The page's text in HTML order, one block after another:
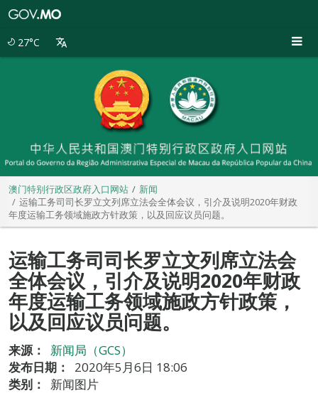
27°C
澳门特别行政区政府入口网站
新闻
运输工务司司长罗立文列席立法会全体会议，引介及说明2020年财政
年度运输工务领域施政方针政策，以及回应议员问题。
运输工务司司长罗立文列席立法会
全体会议，引介及说明2020年财政
年度运输工务领域施政方针政策，
以及回应议员问题。
来源：
新闻局（GCS）
发布日期：
2020年5月6日 18:06
类别：
新闻图片